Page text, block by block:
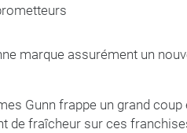
marque assurément un
Gunn frappe un grand coup
de fraîcheur sur ces